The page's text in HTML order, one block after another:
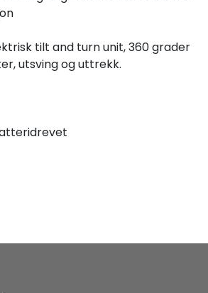
tilt and turn unit, 360 grader
utsving og uttrekk.